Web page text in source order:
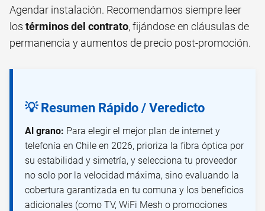
Agendar instalación. Recomendamos siempre leer
los términos del contrato, fijándose en cláusulas de
permanencia y aumentos de precio post-promoción.
💡 Resumen Rápido / Veredicto
Al grano: Para elegir el mejor plan de internet y
telefonía en Chile en 2026, prioriza la fibra óptica por
su estabilidad y simetría, y selecciona tu proveedor
no solo por la velocidad máxima, sino evaluando la
cobertura garantizada en tu comuna y los beneficios
adicionales (como TV, WiFi Mesh o promociones